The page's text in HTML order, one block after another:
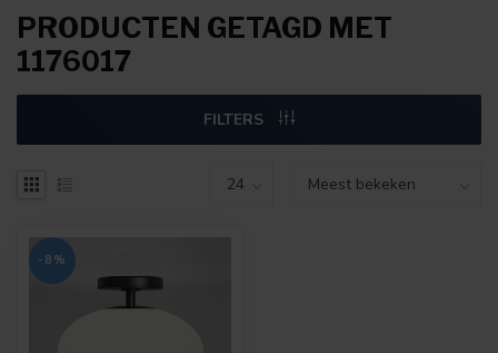
PRODUCTEN GETAGD MET
1176017
FILTERS
-8%